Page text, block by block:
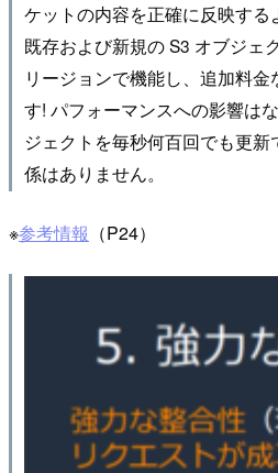
ケットの内容を正確に反映する
既存および新規の S3 オブジェ
リージョンで機能し、追加料金
す! パフォーマンスへの影響は
ジェクトを毎秒何百回でも更
係はありません。
※参考情報 （P24）